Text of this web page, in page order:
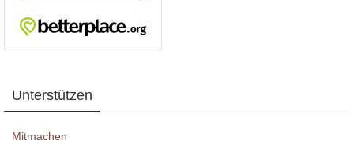
Unterstützen
Mitmachen